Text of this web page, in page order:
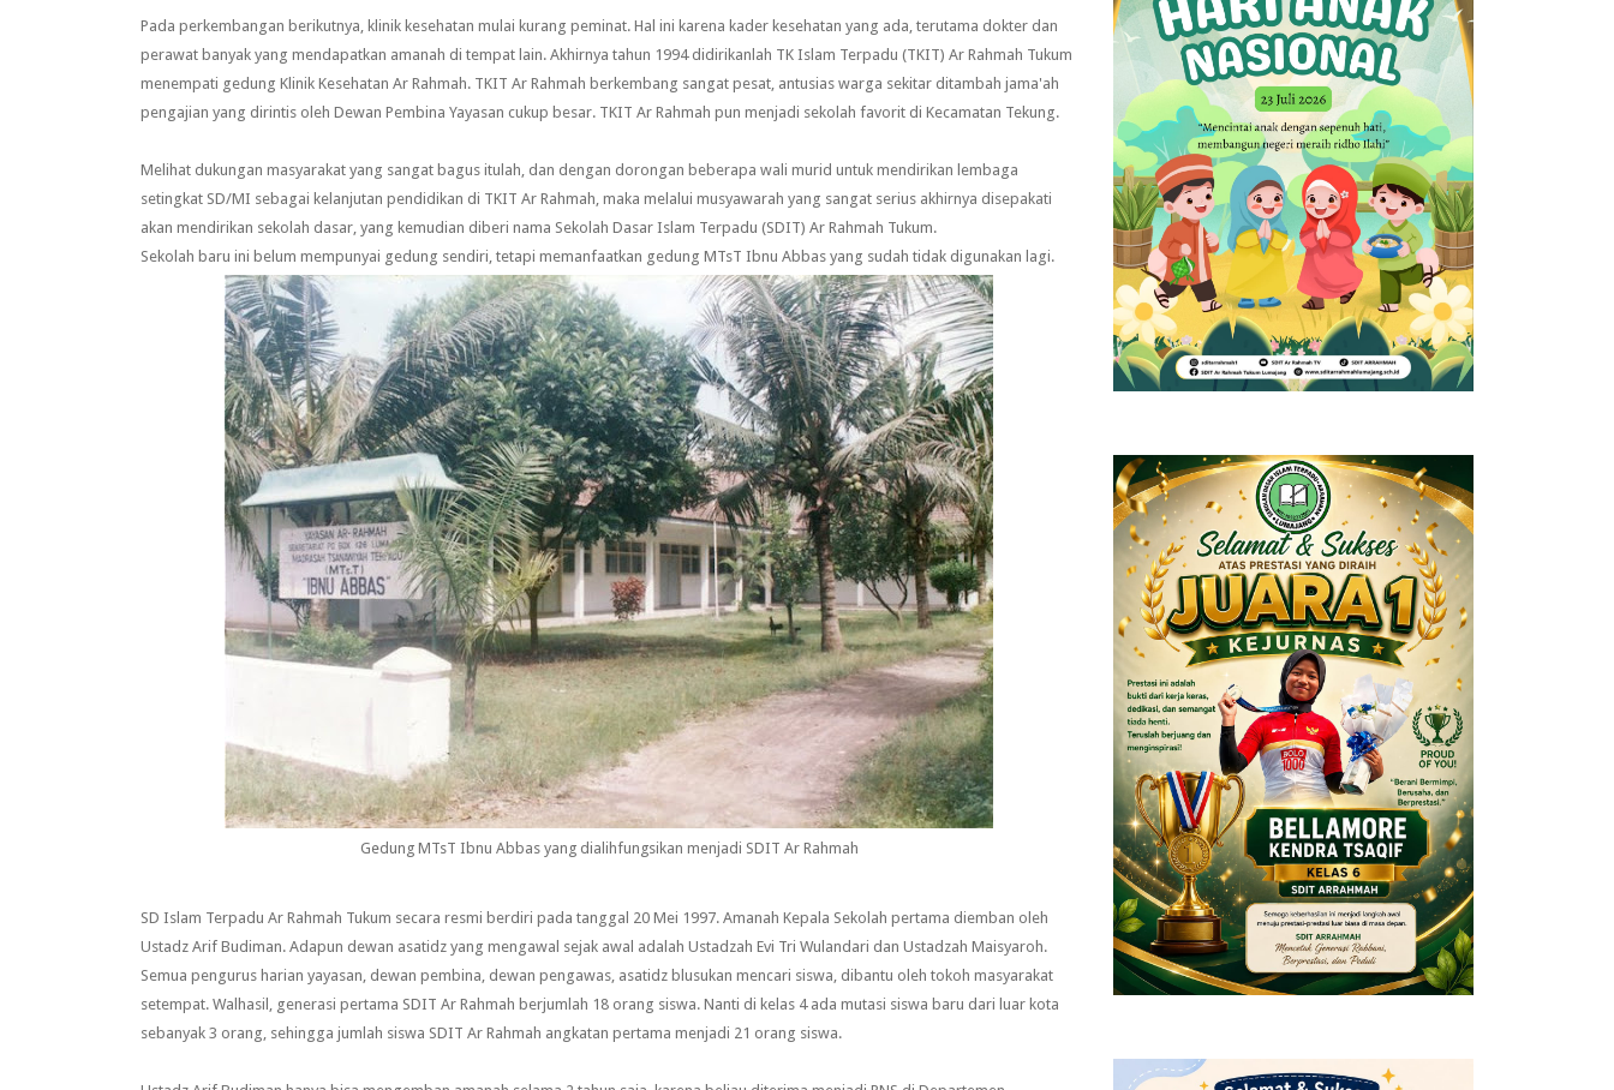
Pada perkembangan berikutnya, klinik kesehatan mulai kurang peminat. Hal ini karena kader kesehatan yang ada, terutama dokter dan
perawat banyak yang mendapatkan amanah di tempat lain. Akhirnya tahun 1994 didirikanlah TK Islam Terpadu (TKIT) Ar Rahmah Tukum
menempati gedung Klinik Kesehatan Ar Rahmah. TKIT Ar Rahmah berkembang sangat pesat, antusias warga sekitar ditambah jama'ah
pengajian yang dirintis oleh Dewan Pembina Yayasan cukup besar. TKIT Ar Rahmah pun menjadi sekolah favorit di Kecamatan Tekung.
Melihat dukungan masyarakat yang sangat bagus itulah, dan dengan dorongan beberapa wali murid untuk mendirikan lembaga
setingkat SD/MI sebagai kelanjutan pendidikan di TKIT Ar Rahmah, maka melalui musyawarah yang sangat serius akhirnya disepakati
akan mendirikan sekolah dasar, yang kemudian diberi nama Sekolah Dasar Islam Terpadu (SDIT) Ar Rahmah Tukum.
Sekolah baru ini belum mempunyai gedung sendiri, tetapi memanfaatkan gedung MTsT Ibnu Abbas yang sudah tidak digunakan lagi.
Gedung MTsT Ibnu Abbas yang dialihfungsikan menjadi SDIT Ar Rahmah
SD Islam Terpadu Ar Rahmah Tukum secara resmi berdiri pada tanggal 20 Mei 1997. Amanah Kepala Sekolah pertama diemban oleh
Ustadz Arif Budiman. Adapun dewan asatidz yang mengawal sejak awal adalah Ustadzah Evi Tri Wulandari dan Ustadzah Maisyaroh.
Semua pengurus harian yayasan, dewan pembina, dewan pengawas, asatidz blusukan mencari siswa, dibantu oleh tokoh masyarakat
setempat. Walhasil, generasi pertama SDIT Ar Rahmah berjumlah 18 orang siswa. Nanti di kelas 4 ada mutasi siswa baru dari luar kota
sebanyak 3 orang, sehingga jumlah siswa SDIT Ar Rahmah angkatan pertama menjadi 21 orang siswa.